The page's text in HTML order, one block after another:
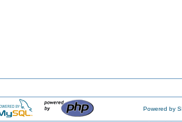
Powered by